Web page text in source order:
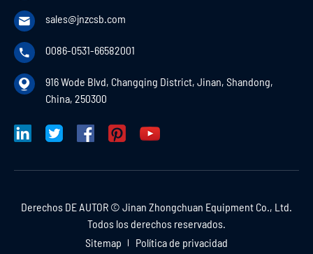
 sales@jnzcsb.com
 0086-0531-66582001

916 Wode Blvd, Changqing District, Jinan, Shandong,
China, 250300
Derechos DE AUTOR © Jinan Zhongchuan Equipment Co., Ltd.
Todos los derechos reservados.
Sitemap
Política de privacidad